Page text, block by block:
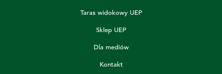
Taras widokowy UEP
Sklep UEP
Dla mediów
Kontakt